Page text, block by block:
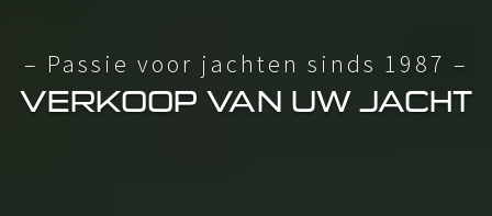
– Passie voor jachten sinds 1987 –
VERKOOP VAN UW JACHT